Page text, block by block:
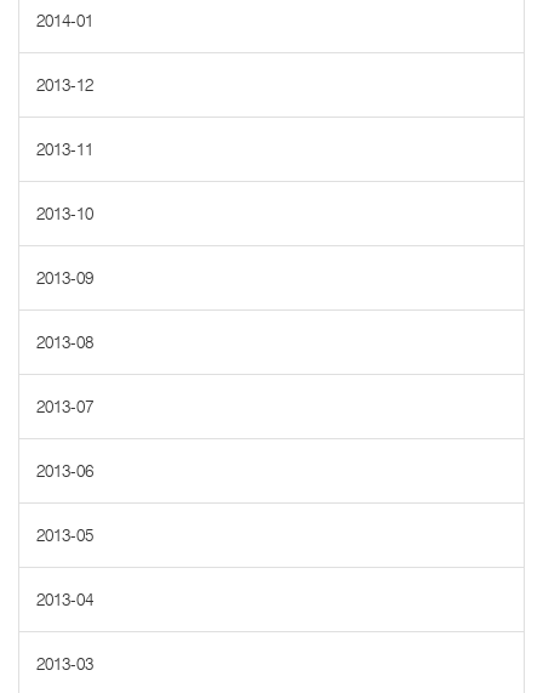
2014-01
2013-12
2013-11
2013-10
2013-09
2013-08
2013-07
2013-06
2013-05
2013-04
2013-03